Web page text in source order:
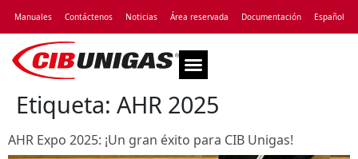
Manuales Contáctenos Noticias Área reservada Documentación Español
Etiqueta: AHR 2025
AHR Expo 2025: ¡Un gran éxito para CIB Unigas!